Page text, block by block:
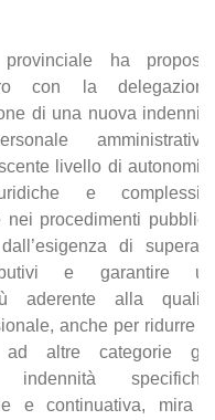
ha proposto
con la delegazione
di una nuova indennità
amministrativo,
livello di autonomia,
e complessità
procedimenti pubblici.
di superare
e garantire un
aderente alla qualità
anche per ridurre le
ad altre categorie già
specifiche.
e continuativa, mira a